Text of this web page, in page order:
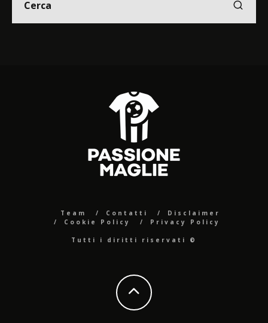
Team Contatti
Disclaimer
Cookie Policy
Privacy Policy
Tutti i diritti riservati ©